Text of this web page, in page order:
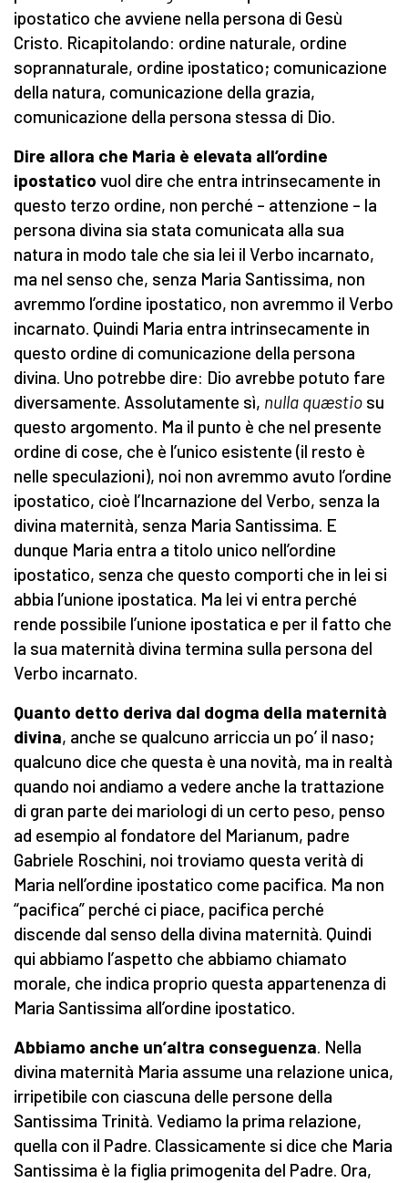
ipostatico che avviene nella persona di Gesù
Cristo. Ricapitolando: ordine naturale, ordine
soprannaturale, ordine ipostatico; comunicazione
della natura, comunicazione della grazia,
comunicazione della persona stessa di Dio.
Dire allora che Maria è elevata all’ordine
ipostatico vuol dire che entra intrinsecamente in
questo terzo ordine, non perché – attenzione – la
persona divina sia stata comunicata alla sua
natura in modo tale che sia lei il Verbo incarnato,
ma nel senso che, senza Maria Santissima, non
avremmo l’ordine ipostatico, non avremmo il Verbo
incarnato. Quindi Maria entra intrinsecamente in
questo ordine di comunicazione della persona
divina. Uno potrebbe dire: Dio avrebbe potuto fare
diversamente. Assolutamente sì, nulla quæstio su
questo argomento. Ma il punto è che nel presente
ordine di cose, che è l’unico esistente (il resto è
nelle speculazioni), noi non avremmo avuto l’ordine
ipostatico, cioè l’Incarnazione del Verbo, senza la
divina maternità, senza Maria Santissima. E
dunque Maria entra a titolo unico nell’ordine
ipostatico, senza che questo comporti che in lei si
abbia l’unione ipostatica. Ma lei vi entra perché
rende possibile l’unione ipostatica e per il fatto che
la sua maternità divina termina sulla persona del
Verbo incarnato.
Quanto detto deriva dal dogma della maternità
divina, anche se qualcuno arriccia un po’ il naso;
qualcuno dice che questa è una novità, ma in realtà
quando noi andiamo a vedere anche la trattazione
di gran parte dei mariologi di un certo peso, penso
ad esempio al fondatore del Marianum, padre
Gabriele Roschini, noi troviamo questa verità di
Maria nell’ordine ipostatico come pacifica. Ma non
“pacifica” perché ci piace, pacifica perché
discende dal senso della divina maternità. Quindi
qui abbiamo l’aspetto che abbiamo chiamato
morale, che indica proprio questa appartenenza di
Maria Santissima all’ordine ipostatico.
Abbiamo anche un’altra conseguenza. Nella
divina maternità Maria assume una relazione unica,
irripetibile con ciascuna delle persone della
Santissima Trinità. Vediamo la prima relazione,
quella con il Padre. Classicamente si dice che Maria
Santissima è la figlia primogenita del Padre. Ora,